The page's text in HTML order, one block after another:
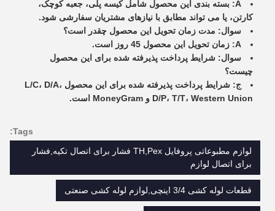
A: بسته بندی این محصول شامل کیسه پلی، جعبه کوچک،
کارتن، یا می تواند مطابق با نیازهای مشتریان سفارشی شود.
سوال: مدت زمان تحویل این محصول چقدر است؟
A: زمان تحویل این محصول 45 روز است.
سوال: شرایط پرداخت پذیرفته شده برای این محصول
چیست؟
ج: شرایط پرداخت پذیرفته شده برای این محصول L/C، D/A،
D/P، T/T، Western Union و MoneyGram است.
Tags:
لوازم مطبوعاتی پروفایل TH,Pex فشار برای اتصال تکیه,فشار
برای اتصال لوازم
قطعات لوله کشی 3/4 اینچی,لوازم لوله کشی صنعتی